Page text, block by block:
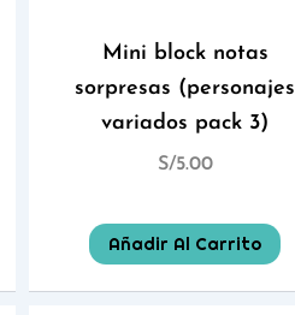
Mini block notas
sorpresas (personajes
variados pack 3)
S/5.00
Añadir Al Carrito